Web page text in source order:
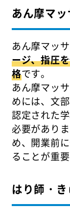
あん摩マ
あん摩マッ
ージ、指圧
格です。
あん摩マッ
めには、文
認定された
必要があり
め、開業前
ることが重要
はり師・